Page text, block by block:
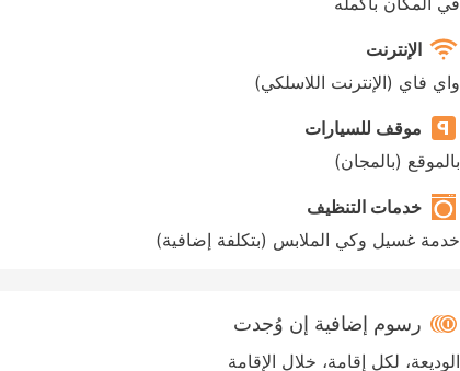
الإنترنت
واي فاي (الإنترنت اللاسلكي)
موقف للسيارات
بالموقع (بالمجان)
خدمات التنظيف
خدمة غسيل وكي الملابس (بتكلفة إضافية)
رسوم إضافية إن وُجدت
الوديعة، لكل إقامة، خلال الإقامة